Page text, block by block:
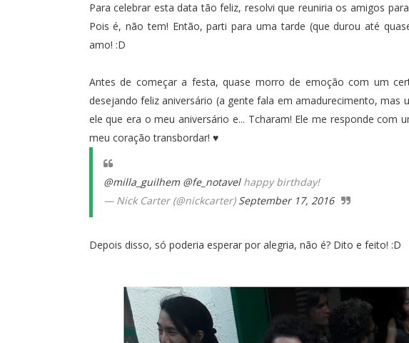
Para celebrar esta data tão feliz, resolvi que reuniria os amigos
Pois é, não tem! Então, parti para uma tarde (que durou até
amo! :D
Antes de começar a festa, quase morro de emoção com um
desejando feliz aniversário (a gente fala em amadurecimento, mas
ele que era o meu aniversário e... Tcharam! Ele me responde com
meu coração transbordar! ♥
@milla_guilhem @fe_notavelhappy birthday!
— Nick Carter (@nickcarter) September 17, 2016
Depois disso, só poderia esperar por alegria, não é? Dito e feito! :D